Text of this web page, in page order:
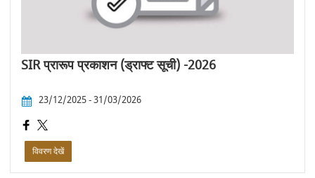
SIR प्रारूप प्रकाशन (ड्राफ्ट सूची) -2026
23/12/2025 - 31/03/2026
विवरण देखें